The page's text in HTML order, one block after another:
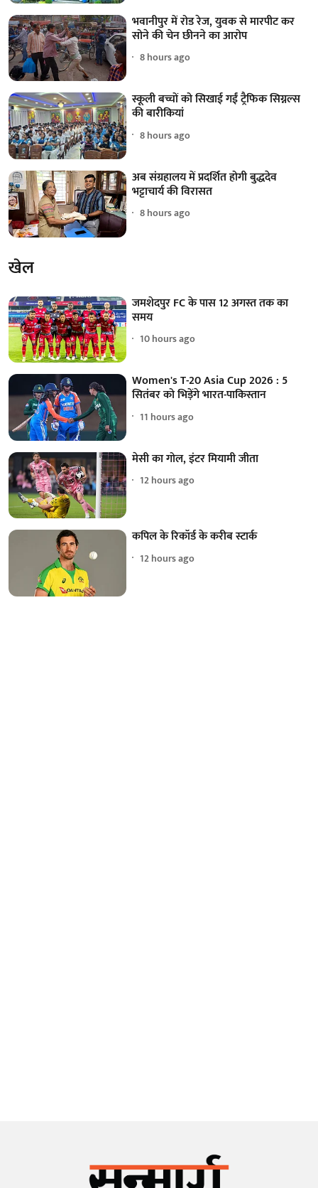
भवानीपुर में रोड रेज, युवक से मारपीट कर
सोने की चेन छीनने का आरोप
8 hours ago
स्कूली बच्चों को सिखाई गईं ट्रैफिक सिग्नल्स
की बारीकियां
8 hours ago
अब संग्रहालय में प्रदर्शित होगी बुद्धदेव
भट्टाचार्य की विरासत
8 hours ago
खेल
जमशेदपुर FC के पास 12 अगस्त तक का
समय
10 hours ago
Women's T-20 Asia Cup 2026 : 5
सितंबर को भिड़ेंगे भारत-पाकिस्तान
11 hours ago
मेसी का गोल, इंटर मियामी जीता
12 hours ago
कपिल के रिकॉर्ड के करीब स्टार्क
12 hours ago